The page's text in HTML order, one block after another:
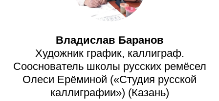
Владислав Баранов
Художник график, каллиграф.
Сооснователь школы русских ремёсел
Олеси Ерёминой («Студия русской
каллиграфии») (Казань)